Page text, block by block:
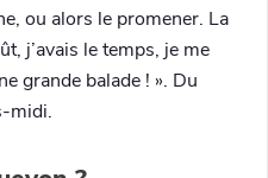
ou alors le promener. La
j’avais le temps, je me
grande balade ! ». Du
midi.